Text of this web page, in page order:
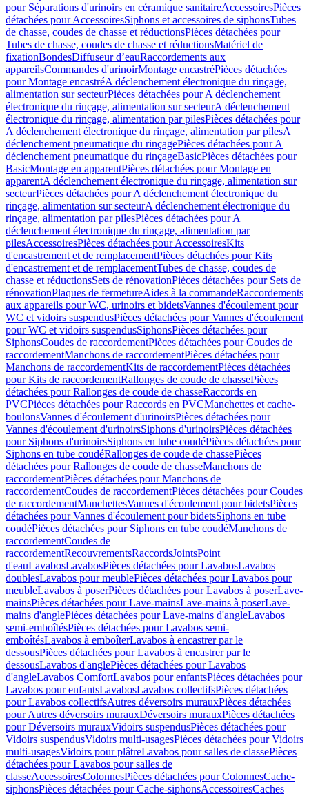
pour Séparations d'urinoirs en céramique sanitaireAccessoiresPièces
détachées pour AccessoiresSiphons et accessoires de siphonsTubes
de chasse, coudes de chasse et réductionsPièces détachées pour
Tubes de chasse, coudes de chasse et réductionsMatériel de
fixationBondesDiffuseur d’eauRaccordements aux
appareilsCommandes d'urinoirMontage encastréPièces détachées
pour Montage encastréA déclenchement électronique du rinçage,
alimentation sur secteurPièces détachées pour A déclenchement
électronique du rinçage, alimentation sur secteurA déclenchement
électronique du rinçage, alimentation par pilesPièces détachées pour
A déclenchement électronique du rinçage, alimentation par pilesA
déclenchement pneumatique du rinçagePièces détachées pour A
déclenchement pneumatique du rinçageBasicPièces détachées pour
BasicMontage en apparentPièces détachées pour Montage en
apparentA déclenchement électronique du rinçage, alimentation sur
secteurPièces détachées pour A déclenchement électronique du
rinçage, alimentation sur secteurA déclenchement électronique du
rinçage, alimentation par pilesPièces détachées pour A
déclenchement électronique du rinçage, alimentation par
pilesAccessoiresPièces détachées pour AccessoiresKits
d'encastrement et de remplacementPièces détachées pour Kits
d'encastrement et de remplacementTubes de chasse, coudes de
chasse et réductionsSets de rénovationPièces détachées pour Sets de
rénovationPlaques de fermetureAides à la commandeRaccordements
aux appareils pour WC, urinoirs et bidetsVannes d'écoulement pour
WC et vidoirs suspendusPièces détachées pour Vannes d'écoulement
pour WC et vidoirs suspendusSiphonsPièces détachées pour
SiphonsCoudes de raccordementPièces détachées pour Coudes de
raccordementManchons de raccordementPièces détachées pour
Manchons de raccordementKits de raccordementPièces détachées
pour Kits de raccordementRallonges de coude de chassePièces
détachées pour Rallonges de coude de chasseRaccords en
PVCPièces détachées pour Raccords en PVCManchettes et cache-
boulonsVannes d'écoulement d'urinoirsPièces détachées pour
Vannes d'écoulement d'urinoirsSiphons d'urinoirsPièces détachées
pour Siphons d'urinoirsSiphons en tube coudéPièces détachées pour
Siphons en tube coudéRallonges de coude de chassePièces
détachées pour Rallonges de coude de chasseManchons de
raccordementPièces détachées pour Manchons de
raccordementCoudes de raccordementPièces détachées pour Coudes
de raccordementManchettesVannes d'écoulement pour bidetsPièces
détachées pour Vannes d'écoulement pour bidetsSiphons en tube
coudéPièces détachées pour Siphons en tube coudéManchons de
raccordementCoudes de
raccordementRecouvrementsRaccordsJointsPoint
d'eauLavabosLavabosPièces détachées pour LavabosLavabos
doublesLavabos pour meublePièces détachées pour Lavabos pour
meubleLavabos à poserPièces détachées pour Lavabos à poserLave-
mainsPièces détachées pour Lave-mainsLave-mains à poserLave-
mains d'anglePièces détachées pour Lave-mains d'angleLavabos
semi-emboîtésPièces détachées pour Lavabos semi-
emboîtésLavabos à emboîterLavabos à encastrer par le
dessousPièces détachées pour Lavabos à encastrer par le
dessousLavabos d'anglePièces détachées pour Lavabos
d'angleLavabos ComfortLavabos pour enfantsPièces détachées pour
Lavabos pour enfantsLavabosLavabos collectifsPièces détachées
pour Lavabos collectifsAutres déversoirs murauxPièces détachées
pour Autres déversoirs murauxDéversoirs murauxPièces détachées
pour Déversoirs murauxVidoirs suspendusPièces détachées pour
Vidoirs suspendusVidoirs multi-usagesPièces détachées pour Vidoirs
multi-usagesVidoirs pour plâtreLavabos pour salles de classePièces
détachées pour Lavabos pour salles de
classeAccessoiresColonnesPièces détachées pour ColonnesCache-
siphonsPièces détachées pour Cache-siphonsAccessoiresCaches